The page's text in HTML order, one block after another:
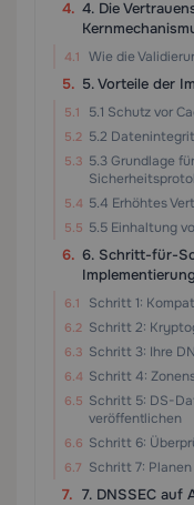
4. Die
Wie die
5. Vorteile der
5.1 Schutz vor
5.2
5.3 Grundlage
5.4 Erhöhtes
5.5 Einhaltung
6. Schritt-für-
Implementierung
Schritt 1:
Schritt 2:
Schritt 3: Ihre
Schritt 4:
Schritt 5: DS-
veröffentlichen
Schritt 6:
Schritt 7:
7. DNSSEC auf